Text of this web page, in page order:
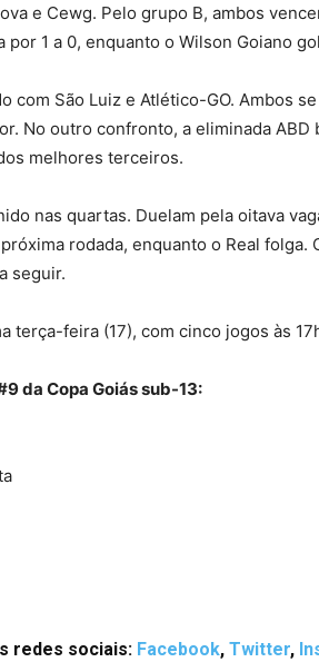
e Cewg. Pelo grupo B, ambos
1 a 0, enquanto o Wilson Goiano
com São Luiz e Atlético-GO. Ambos
No outro confronto, a eliminada ABD
melhores terceiros.
nas quartas. Duelam pela oitava
rodada, enquanto o Real folga.
seguir.
terça-feira (17), com cinco jogos às
da Copa Goiás sub-13:
redes sociais: Facebook, Twitter,